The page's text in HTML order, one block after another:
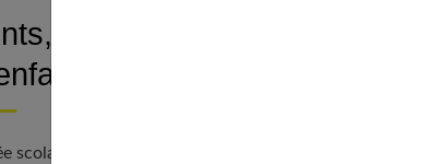
profitez d’allocations pour
scolaire peut s'avérer coûteuse pour les parents,